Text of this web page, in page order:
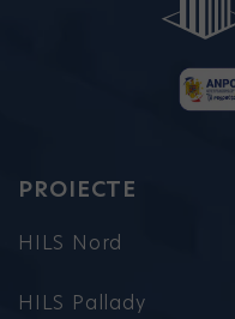
PROIECTE
HILS Nord
HILS Pallady